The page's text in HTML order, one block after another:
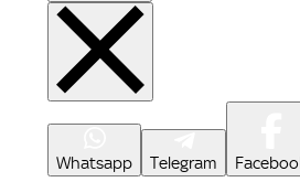
Whatsapp Telegram